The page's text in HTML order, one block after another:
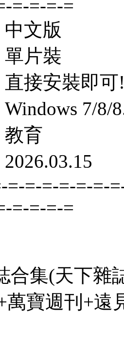
=-=-=-=
文版
片裝
接安裝即可
7/8/
育
=-=-=-=-=-=-
=-=-=-=
合集(天下雜
萬寶週刊+遠